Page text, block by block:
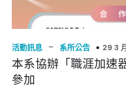
活動訊息 – 系所公告 29 3
本系協辦「職涯加速
參加